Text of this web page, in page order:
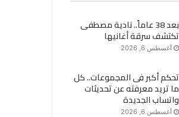
بعد 38 عاماً.. نادية مصطفى
تكتشف سرقة أغانيها
أغسطس 6, 2026
تحكم أكبر فى المجموعات.. كل
ما تريد معرفته عن تحديثات
واتساب الجديدة
أغسطس 6, 2026